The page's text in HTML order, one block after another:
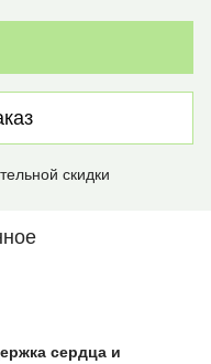
скидки
сердца и